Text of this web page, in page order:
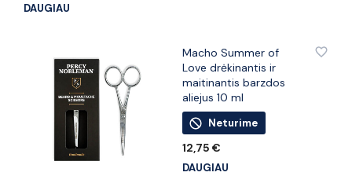
DAUGIAU
Macho Summer of
Love drėkinantis ir
maitinantis barzdos
aliejus 10 ml
Neturime
12,75 €
DAUGIAU